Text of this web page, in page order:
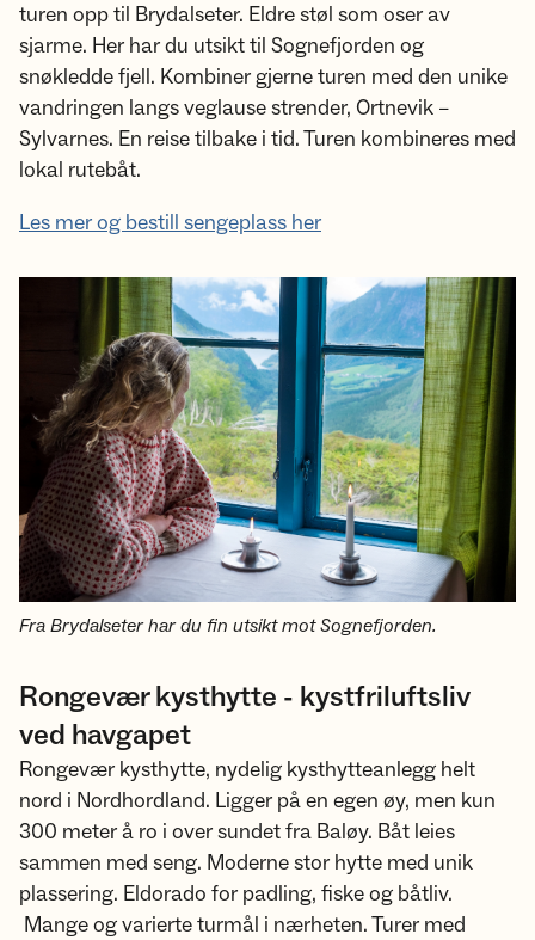
turen opp til Brydalseter. Eldre støl som oser av
sjarme. Her har du utsikt til Sognefjorden og
snøkledde fjell. Kombiner gjerne turen med den unike
vandringen langs veglause strender, Ortnevik –
Sylvarnes. En reise tilbake i tid. Turen kombineres med
lokal rutebåt.
Les mer og bestill sengeplass her
Fra Brydalseter har du fin utsikt mot Sognefjorden.
Rongevær kysthytte - kystfriluftsliv
ved havgapet
Rongevær kysthytte, nydelig kysthytteanlegg helt
nord i Nordhordland. Ligger på en egen øy, men kun
300 meter å ro i over sundet fra Baløy. Båt leies
sammen med seng. Moderne stor hytte med unik
plassering. Eldorado for padling, fiske og båtliv.
Mange og varierte turmål i nærheten. Turer med